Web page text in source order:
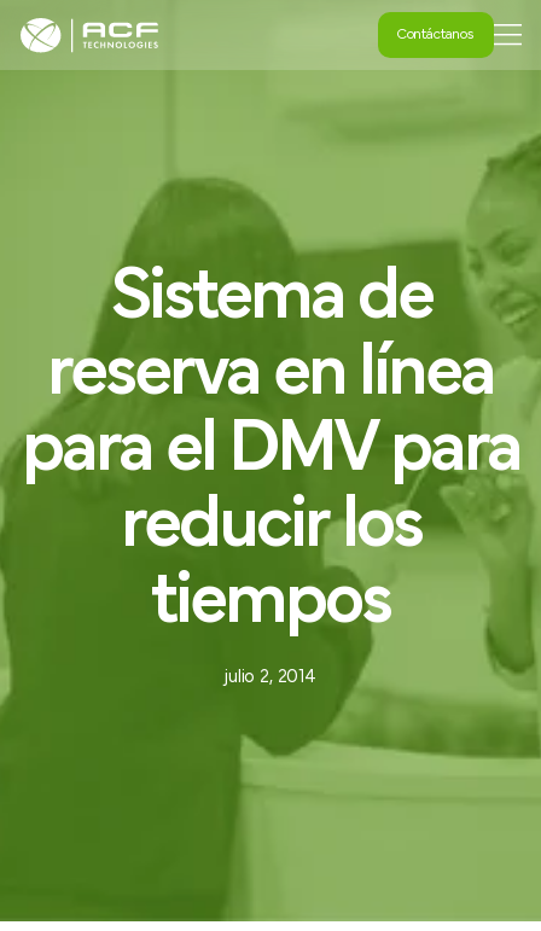
Contáctanos
Sistema de
reserva en línea
para el DMV para
reducir los
tiempos
julio 2, 2014